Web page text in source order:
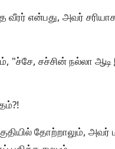
என்பது, அவர்
"ச்சே, சச்சின் நல்லா
தோற்றாலும், அவர்